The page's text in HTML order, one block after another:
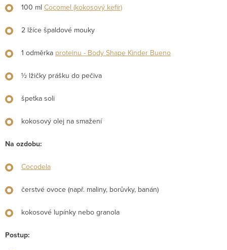
100 ml Cocomel (kokosový kefír)
2 lžíce špaldové mouky
1 odměrka proteinu - Body Shape Kinder Bueno
½ lžičky prášku do pečiva
špetka soli
kokosový olej na smažení
Na ozdobu:
Cocodela
čerstvé ovoce (např. maliny, borůvky, banán)
kokosové lupínky nebo granola
Postup: